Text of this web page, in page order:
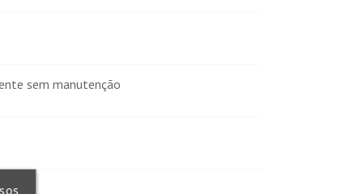
sem manutenção